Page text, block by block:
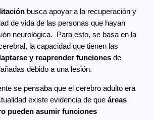
busca apoyar a la recuperación y
de vida de las personas que hayan
neurológica. Para esto, se basa en la
la capacidad que tienen las
y reaprender funciones de
debido a una lesión.
se pensaba que el cerebro adulto era
existe evidencia de queáreas
pueden asumir funciones